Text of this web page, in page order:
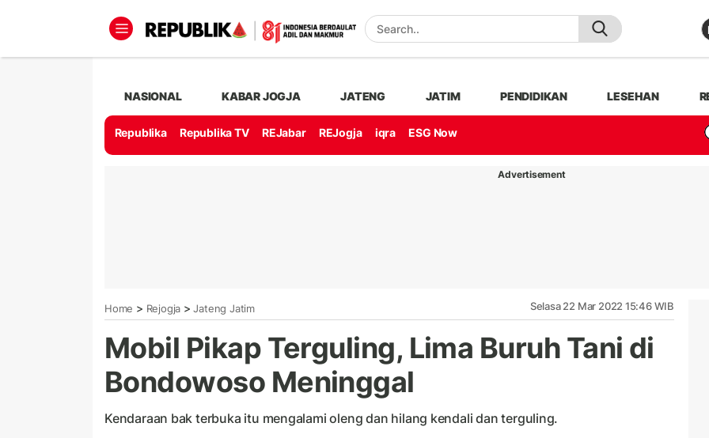
NASIONAL KABAR JOGJA JATENG JATIM PENDIDIKAN LESEHAN
Republika Republika TV REJabar REJogja iqra ESG Now
Advertisement
Home > Rejogja > Jateng Jatim Selasa 22 Mar 2022 15:46 WIB
Mobil Pikap Terguling, Lima Buruh Tani di
Bondowoso Meninggal
Kendaraan bak terbuka itu mengalami oleng dan hilang kendali dan terguling.